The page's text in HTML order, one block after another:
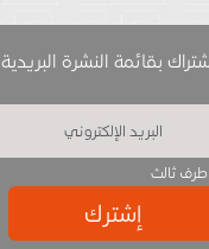
بقائمة النشرة البريدية
ثالث
إشترك